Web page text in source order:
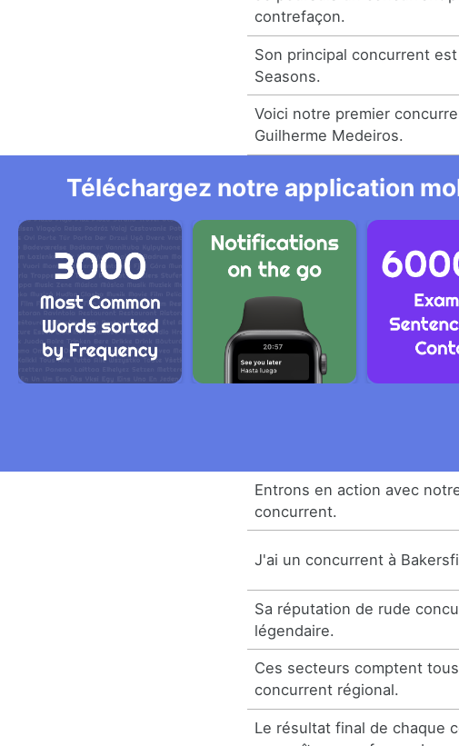
contrefaçon.
Son principal concurrent
Seasons.
Voici notre premier
Guilherme Medeiros.
Téléchargez notre application
Entrons en action avec
concurrent.
J'ai un concurrent à
Sa réputation de rude
légendaire.
Ces secteurs comptent
concurrent régional.
Le résultat final de chaque